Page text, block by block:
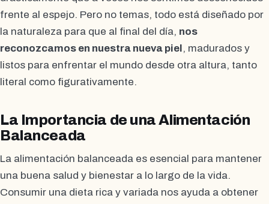
frente al espejo. Pero no temas, todo está diseñado por
la naturaleza para que al final del día, nos
reconozcamos en nuestra nueva piel , madurados y
listos para enfrentar el mundo desde otra altura, tanto
literal como figurativamente.
La Importancia de una Alimentación
Balanceada
La alimentación balanceada es esencial para mantener
una buena salud y bienestar a lo largo de la vida.
Consumir una dieta rica y variada nos ayuda a obtener